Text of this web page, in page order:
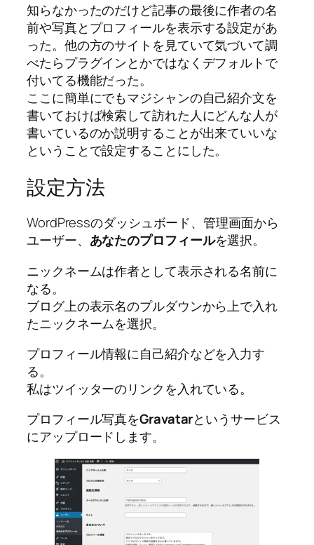
知らなかったのだけど記事の最後に作者の名
前や写真とプロフィールを表示する設定があ
った。他の方のサイトを見ていて気づいて調
べたらプラグインとかではなくデフォルトで
付いてる機能だった。
ここに簡単にでもマジシャンの自己紹介文を
書いておけば検索して訪れた人にどんな人が
書いているのか説明することが出来ていいな
ということで設定することにした。
設定方法
WordPressのダッシュボード、管理画面から
ユーザー、 あなたのプロフィールを選択。
ニックネームは作者として表示される名前に
なる。
ブログ上の表示名のプルダウンから上で入れ
たニックネームを選択。
プロフィール情報に自己紹介などを入力す
る。
私はツイッターのリンクを入れている。
プロフィール写真をGravatarというサービス
にアップロードします。